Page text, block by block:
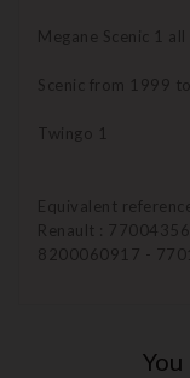
Megane Scenic 1
Scenic from 1999
Twingo 1
Equivalent
Renault :
8200060917 -